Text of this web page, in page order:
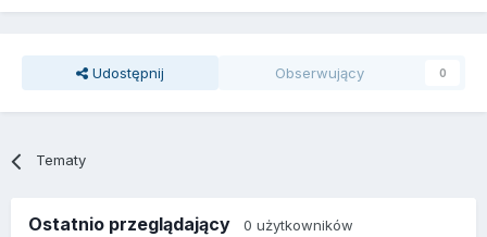
Udostępnij Obserwujący 0
Tematy
Ostatnio przeglądający 0 użytkowników